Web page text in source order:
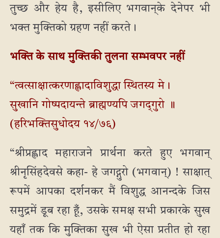
तुच्छ और हेय है, इसीलिए भगवान्‌के देनेपर भी
भक्त मुक्तिको ग्रहण नहीं करते।
भक्ति के साथ मुक्तिकी तुलना सम्भवपर नहीं
“त्वत्साक्षात्करणाह्लादाविशुद्धा स्थितस्य मे।
सुखानि गोष्पदायन्ते ब्राह्मण्यपि जगद्‌गुरो ॥
(हरिभक्तिसुधोदय १४/७६)
“श्रीप्रह्लाद महाराजने प्रार्थना करते हुए भगवान्
श्रीनृसिंहदेवसे कहा- हे जगद्गुरो (भगवान्) ! साक्षात्
रूपमें आपका दर्शनकर मैं विशुद्ध आनन्दके जिस
समुद्रमें डूब रहा हूँ, उसके समक्ष सभी प्रकारके सुख
यहाँ तक कि मुक्तिका सुख भी ऐसा प्रतीत हो रहा